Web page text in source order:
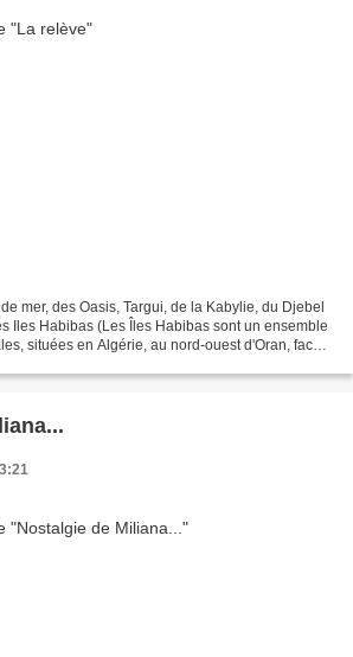
mer, des Oasis, Targui, de la Kabylie, du Djebel
Iles Habibas (Les Îles Habibas sont un ensemble
situées en Algérie, au nord-ouest d'Oran, face à